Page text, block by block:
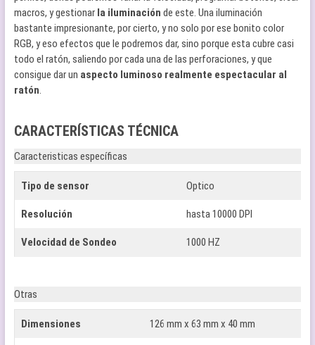
macros, y gestionar la iluminación de este. Una iluminación
bastante impresionante, por cierto, y no solo por ese bonito color
RGB, y eso efectos que le podremos dar, sino porque esta cubre casi
todo el ratón, saliendo por cada una de las perforaciones, y que
consigue dar un aspecto luminoso realmente espectacular al
ratón.
CARACTERÍSTICAS TÉCNICA
Caracteristicas específicas
Tipo de sensor Optico
Resolución hasta 10000 DPI
Velocidad de Sondeo 1000 HZ
Otras
Dimensiones 126 mm x 63 mm x 40 mm